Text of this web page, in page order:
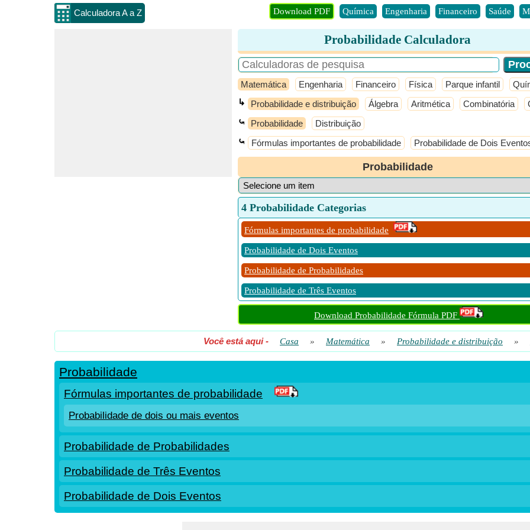
Calculadora A a Z Download PDF Química Engenharia Financeiro Saúde
Probabilidade Calculadora
Matemática Engenharia Financeiro Física Parque infantil
↳ Probabilidade e distribuição Álgebra Aritmética Combinatória
⤿ Probabilidade Distribuição
⤿ Fórmulas importantes de probabilidade Probabilidade de Dois
Probabilidade
4 Probabilidade Categorias
Fórmulas importantes de probabilidade
Probabilidade de Dois Eventos
Probabilidade de Probabilidades
Probabilidade de Três Eventos
Download Probabilidade Fórmula PDF
Você está aqui- Casa » Matemática » Probabilidade e distribuição »
Probabilidade
Fórmulas importantes de probabilidade
Probabilidade de dois ou mais eventos
Probabilidade de Probabilidades
Probabilidade de Três Eventos
Probabilidade de Dois Eventos